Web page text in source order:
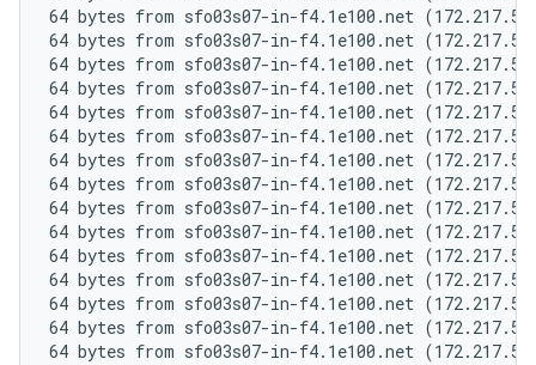
64 bytes from sfo03s07-in-f4.1e100.net
64 bytes from sfo03s07-in-f4.1e100.net
64 bytes from sfo03s07-in-f4.1e100.net
64 bytes from sfo03s07-in-f4.1e100.net
64 bytes from sfo03s07-in-f4.1e100.net
64 bytes from sfo03s07-in-f4.1e100.net
64 bytes from sfo03s07-in-f4.1e100.net
64 bytes from sfo03s07-in-f4.1e100.net
64 bytes from sfo03s07-in-f4.1e100.net
64 bytes from sfo03s07-in-f4.1e100.net
64 bytes from sfo03s07-in-f4.1e100.net
64 bytes from sfo03s07-in-f4.1e100.net
64 bytes from sfo03s07-in-f4.1e100.net
64 bytes from sfo03s07-in-f4.1e100.net
64 bytes from sfo03s07-in-f4.1e100.net